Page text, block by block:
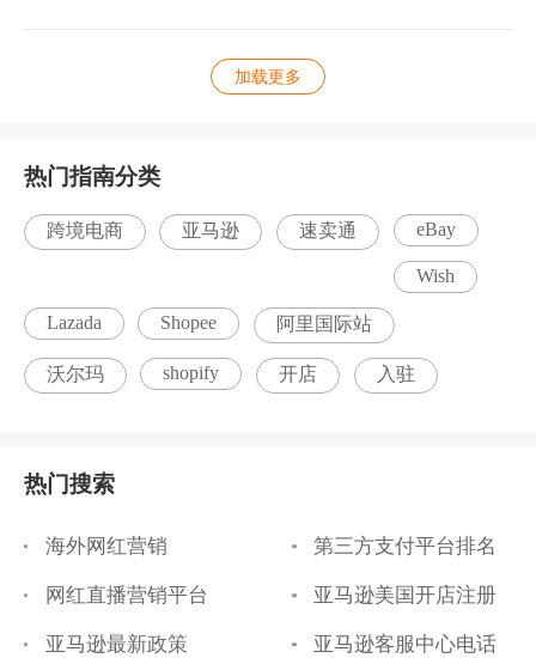
加载更多
热门指南分类
跨境电商 亚马逊 速卖通 eBay
Wish
Lazada Shopee 阿里国际站
沃尔玛 shopify 开店 入驻
热门搜索
海外网红营销 第三方支付平台排名
网红直播营销平台 亚马逊美国开店注册
亚马逊最新政策 亚马逊客服中心电话